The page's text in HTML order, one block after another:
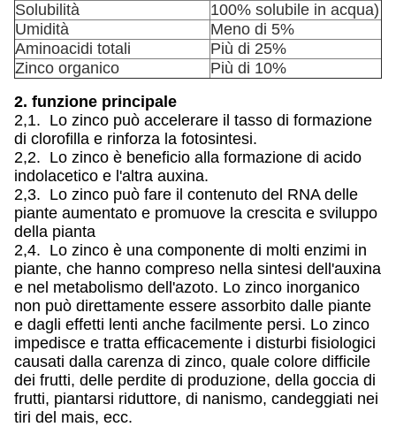
Solubilità
100% solubile in acqua)
Umidità
Meno di 5%
Aminoacidi totali
Più di 25%
Zinco organico
Più di 10%
2. funzione principale
2,1. Lo zinco può accelerare il tasso di formazione
di clorofilla e rinforza la fotosintesi.
2,2. Lo zinco è beneficio alla formazione di acido
indolacetico e l'altra auxina.
2,3. Lo zinco può fare il contenuto del RNA delle
piante aumentato e promuove la crescita e sviluppo
della pianta
2,4. Lo zinco è una componente di molti enzimi in
piante, che hanno compreso nella sintesi dell'auxina
e nel metabolismo dell'azoto. Lo zinco inorganico
non può direttamente essere assorbito dalle piante
e dagli effetti lenti anche facilmente persi. Lo zinco
impedisce e tratta efficacemente i disturbi fisiologici
causati dalla carenza di zinco, quale colore difficile
dei frutti, delle perdite di produzione, della goccia di
frutti, piantarsi riduttore, di nanismo, candeggiati nei
tiri del mais, ecc.